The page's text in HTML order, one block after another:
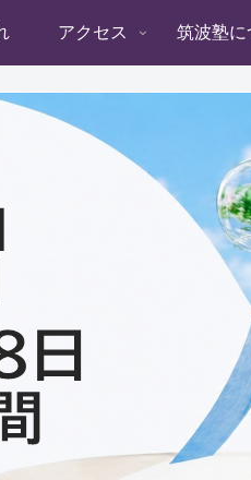
アクセス 筑波塾に